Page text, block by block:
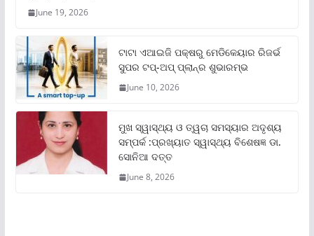
June 19, 2026
ଟାଟା ଏଆଇଜି ପକ୍ଷରୁ ମେଡିକେୟାର ରିଜର୍ଭ
ସୁପର ଟପ୍‌-ଅପ୍ ପ୍ଲାନ୍‌ର ଶୁଭାରମ୍ଭ
June 10, 2026
ମୁଖ ସ୍ୱାସ୍ଥ୍ୟ ଓ ତ୍ୱଚା ସମସ୍ୟାର ଅଦୃଶ୍ୟ
ସମ୍ପର୍କ :ପ୍ରଖ୍ୟାତ ସ୍ୱାସ୍ଥ୍ୟ ବିଶେଷଜ୍ଞ ଡା.
ସୋନିଆ ଦତ୍ତ
June 8, 2026